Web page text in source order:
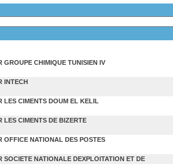
GROUPE CHIMIQUE TUNISIEN IV
INTECH
LES CIMENTS DOUM EL KELIL
LES CIMENTS DE BIZERTE
OFFICE NATIONAL DES POSTES
SOCIETE NATIONALE DEXPLOITATION ET DE